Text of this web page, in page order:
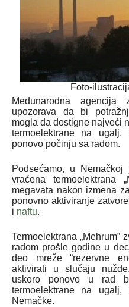
Foto-
Međunarodna
upozorava da bi
mogla da dostigne najveći
termoelektrane na
ponovo počinju sa radom.
Podsećamo, u
vraćena termoelektrana
megavata nakon izmena
ponovno aktiviranje
i naftu.
Termoelektrana „Mehrum”
radom prošle godine u
deo mreže “rezervne
aktivirati u slučaju
uskoro ponovo u rad
termoelektrane na
Nemačke.